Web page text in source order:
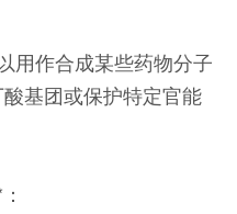
用作合成某些药物分子
基团或保护特定官能